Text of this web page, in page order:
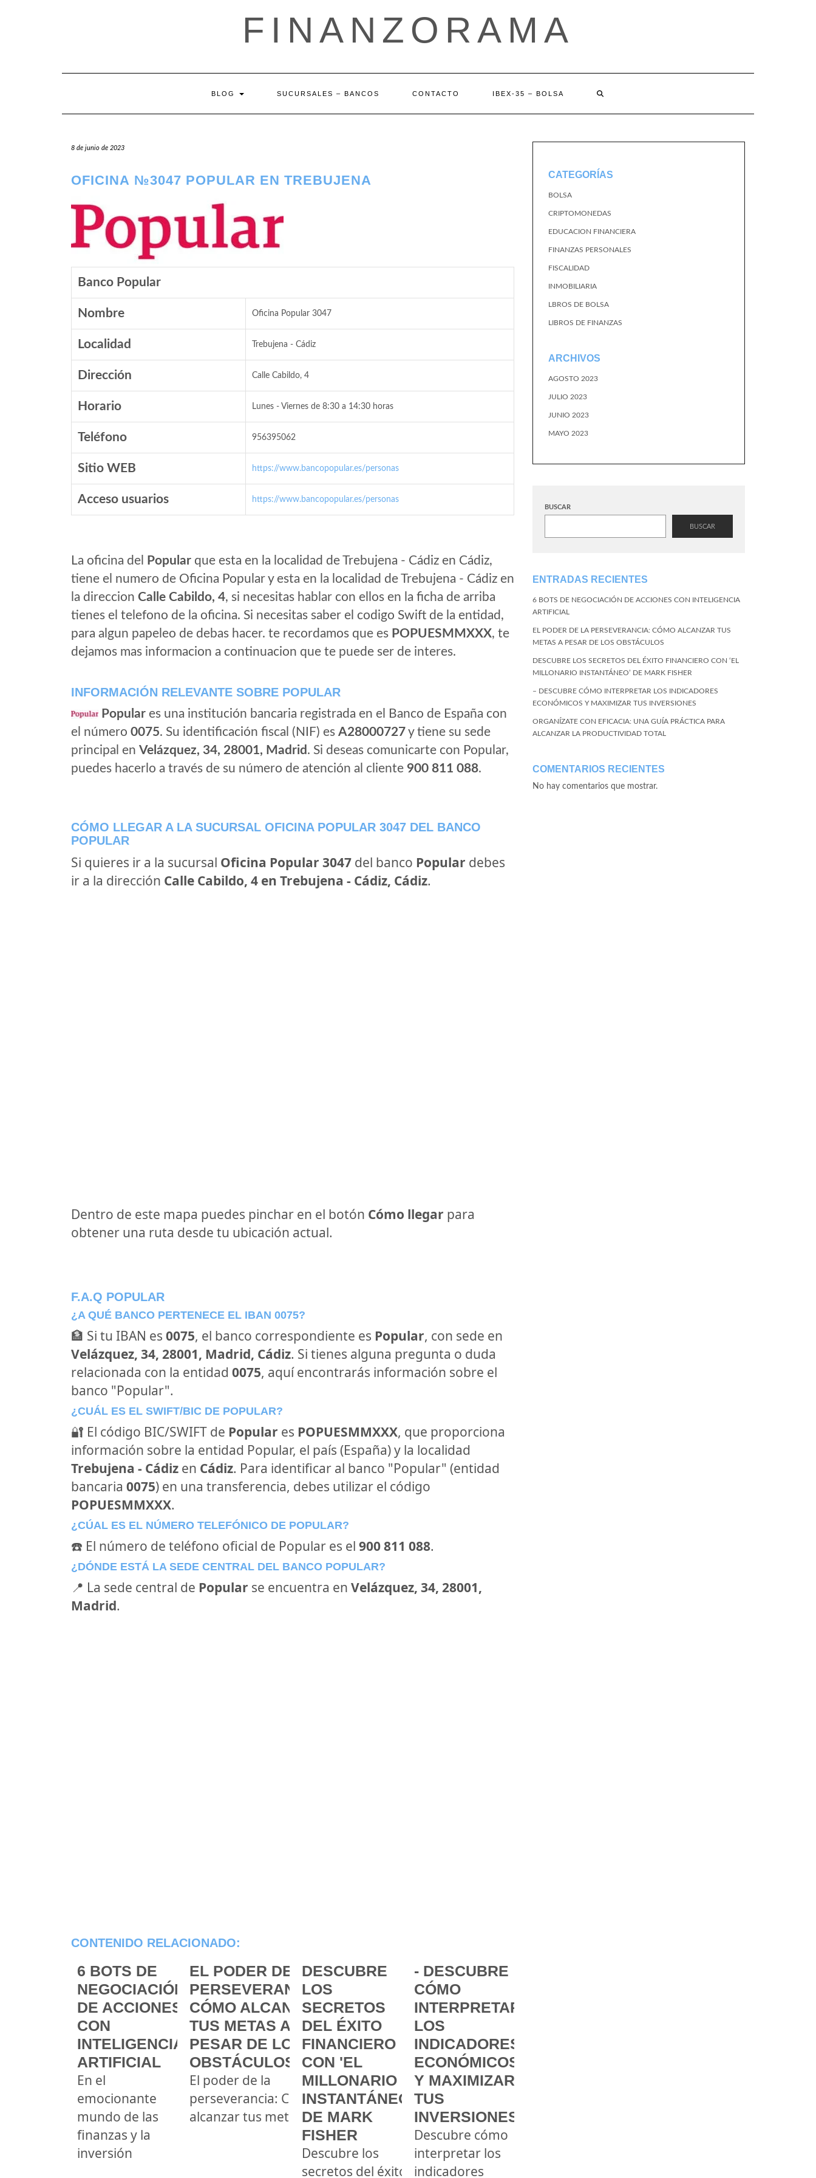
FINANZORAMA
BLOG SUCURSALES – BANCOS CONTACTO IBEX-35 – BOLSA
8 de junio de 2023
OFICINA №3047 POPULAR EN TREBUJENA
Banco Popular
Nombre Oficina Popular 3047
Localidad Trebujena - Cádiz
Dirección Calle Cabildo, 4
Horario Lunes - Viernes de 8:30 a 14:30 horas
Teléfono 956395062
Sitio WEB https://www.bancopopular.es/personas
Acceso usuarios https://www.bancopopular.es/personas
La oficina del Popular que esta en la localidad de Trebujena - Cádiz en Cádiz,
tiene el numero de Oficina Popular y esta en la localidad de Trebujena - Cádiz en
la direccion Calle Cabildo, 4, si necesitas hablar con ellos en la ficha de arriba
tienes el telefono de la oficina. Si necesitas saber el codigo Swift de la entidad,
para algun papeleo de debas hacer. te recordamos que es POPUESMMXXX, te
dejamos mas informacion a continuacion que te puede ser de interes.
INFORMACIÓN RELEVANTE SOBRE POPULAR
Popular es una institución bancaria registrada en el Banco de España con
el número 0075. Su identificación fiscal (NIF) es A28000727y tiene su sede
principal en Velázquez, 34, 28001, Madrid . Si deseas comunicarte con Popular,
puedes hacerlo a través de su número de atención al cliente 900 811 088.
CÓMO LLEGAR A LA SUCURSAL OFICINA POPULAR 3047 DEL BANCO
POPULAR
Si quieres ir a la sucursal Oficina Popular 3047 del banco Popular debes
ir a la dirección Calle Cabildo, 4 en Trebujena - Cádiz, Cádiz.
Dentro de este mapa puedes pinchar en el botón Cómo llegar para
obtener una ruta desde tu ubicación actual.
F.A.Q POPULAR
¿A QUÉ BANCO PERTENECE EL IBAN 0075?
🏦 Si tu IBAN es 0075, el banco correspondiente es Popular, con sede en
Velázquez, 34, 28001, Madrid, Cádiz. Si tienes alguna pregunta o duda
relacionada con la entidad 0075, aquí encontrarás información sobre el
banco "Popular".
¿CUÁL ES EL SWIFT/BIC DE POPULAR?
🔐 El código BIC/SWIFT de Popular es POPUESMMXXX, que proporciona
información sobre la entidad Popular, el país (España) y la localidad
Trebujena - Cádiz en Cádiz. Para identificar al banco "Popular" (entidad
bancaria 0075) en una transferencia, debes utilizar el código
POPUESMMXXX.
¿CÚAL ES EL NÚMERO TELEFÓNICO DE POPULAR?
☎️ El número de teléfono oficial de Popular es el 900 811 088.
¿DÓNDE ESTÁ LA SEDE CENTRAL DEL BANCO POPULAR?
📍 La sede central de Popular se encuentra en Velázquez, 34, 28001,
Madrid.
CONTENIDO RELACIONADO:
6 BOTS DE
NEGOCIACIÓN
DE ACCIONES
CON
INTELIGENCIA
ARTIFICIAL
En el
emocionante
mundo de las
finanzas y la
inversión
EL PODER DE LA
PERSEVERANCIA:
CÓMO ALCANZAR
TUS METAS A
PESAR DE LOS
OBSTÁCULOS
El poder de la
perseverancia: Cómo
alcanzar tus metas
DESCUBRE
LOS
SECRETOS
DEL ÉXITO
FINANCIERO
CON 'EL
MILLONARIO
INSTANTÁNEO'
DE MARK
FISHER
Descubre los
secretos del éxito
- DESCUBRE
CÓMO
INTERPRETAR
LOS
INDICADORES
ECONÓMICOS
Y MAXIMIZAR
TUS
INVERSIONES
Descubre cómo
interpretar los
indicadores
CATEGORÍAS
BOLSA
CRIPTOMONEDAS
EDUCACION FINANCIERA
FINANZAS PERSONALES
FISCALIDAD
INMOBILIARIA
LBROS DE BOLSA
LIBROS DE FINANZAS
ARCHIVOS
AGOSTO 2023
JULIO 2023
JUNIO 2023
MAYO 2023
BUSCAR
BUSCAR
ENTRADAS RECIENTES
6 BOTS DE NEGOCIACIÓN DE ACCIONES CON INTELIGENCIA
ARTIFICIAL
EL PODER DE LA PERSEVERANCIA: CÓMO ALCANZAR TUS
METAS A PESAR DE LOS OBSTÁCULOS
DESCUBRE LOS SECRETOS DEL ÉXITO FINANCIERO CON ‘EL
MILLONARIO INSTANTÁNEO’ DE MARK FISHER
– DESCUBRE CÓMO INTERPRETAR LOS INDICADORES
ECONÓMICOS Y MAXIMIZAR TUS INVERSIONES
ORGANÍZATE CON EFICACIA: UNA GUÍA PRÁCTICA PARA
ALCANZAR LA PRODUCTIVIDAD TOTAL
COMENTARIOS RECIENTES
No hay comentarios que mostrar.